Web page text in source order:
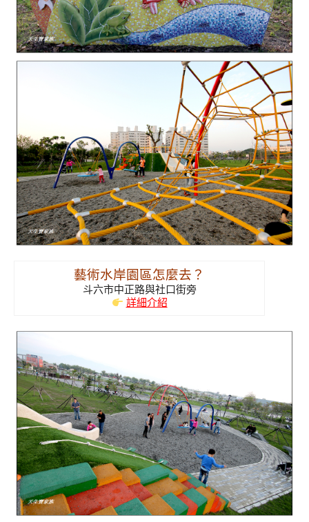
藝術水岸園區怎麼去？
斗六市中正路與社口街旁
詳細介紹